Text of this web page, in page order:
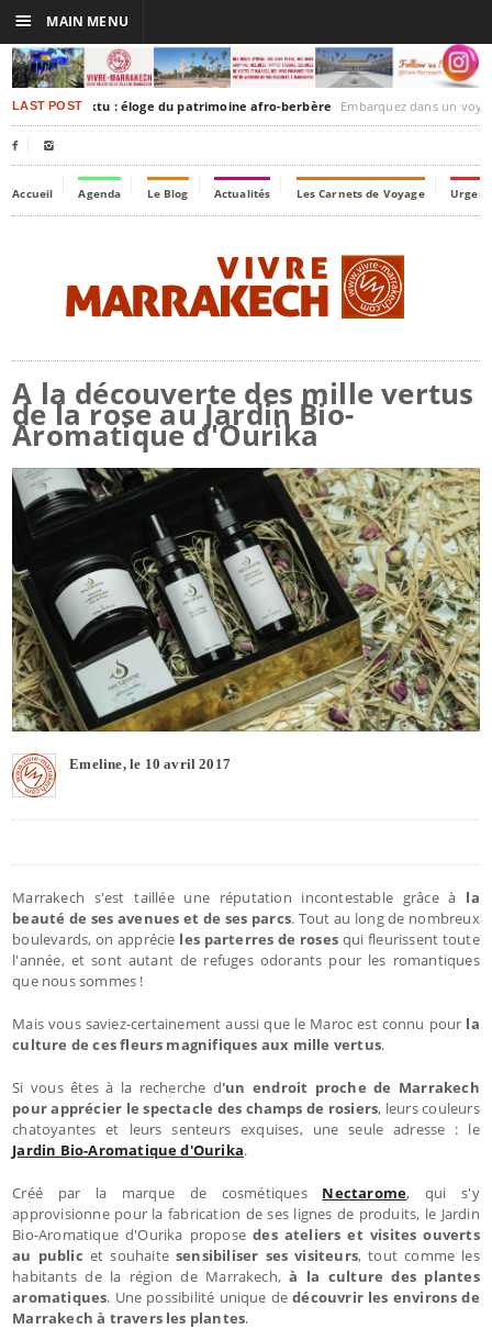
LAST POST
Timbuktu : éloge du patrimoine afro-berbère Embarquez dans un voyage culturel dans le
 
Accueil Agenda Le Blog Actualités Les Carnets de Voyage
A la découverte des mille vertus
de la rose au Jardin Bio-
Aromatique d'Ourika
Emeline, le 10 avril 2017
Marrakech s'est taillée une réputation incontestable grâce à la
beauté de ses avenues et de ses parcs. Tout au long de nombreux
boulevards, on apprécie les parterres de roses qui fleurissent toute
l'année, et sont autant de refuges odorants pour les romantiques
que nous sommes !
Mais vous saviez-certainement aussi que le Maroc est connu pour la
culture de ces fleurs magnifiques aux mille vertus.
Si vous êtes à la recherche d'un endroit proche de Marrakech
pour apprécier le spectacle des champs de rosiers, leurs couleurs
chatoyantes et leurs senteurs exquises, une seule adresse : le
Jardin Bio-Aromatique d'Ourika.
Créé par la marque de cosmétiques Nectarome, qui s'y
approvisionne pour la fabrication de ses lignes de produits, le Jardin
Bio-Aromatique d'Ourika proposedes ateliers et visites ouverts
au public et souhaitesensibiliser ses visiteurs, tout comme les
habitants de la région de Marrakech,à la culture des plantes
aromatiques. Une possibilité unique dedécouvrir les environs de
Marrakech à travers les plantes.
☰ MAIN MENU